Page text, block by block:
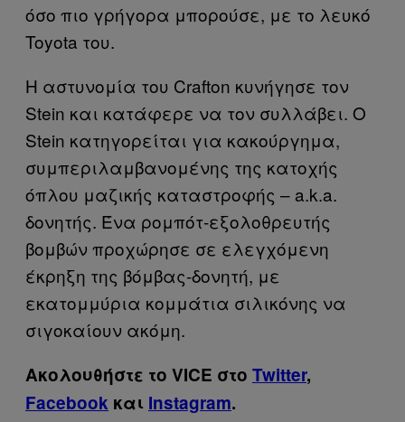
όσο πιο γρήγορα μπορούσε, με το λευκό
Toyota του.
Η αστυνομία του Crafton κυνήγησε τον
Stein και κατάφερε να τον συλλάβει. Ο
Stein κατηγορείται για κακούργημα,
συμπεριλαμβανομένης της κατοχής
όπλου μαζικής καταστροφής – a.k.a.
δονητής. Ένα ρομπότ-εξολοθρευτής
βομβών προχώρησε σε ελεγχόμενη
έκρηξη της βόμβας-δονητή, με
εκατομμύρια κομμάτια σιλικόνης να
σιγοκαίουν ακόμη.
Ακολουθήστε το VICE στο Twitter,
Facebook και Instagram.